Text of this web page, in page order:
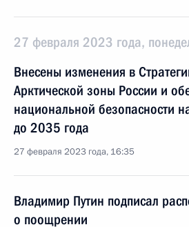
27 февраля 2023 года,
Внесены изменения в
Арктической зоны России и
национальной безопасности
до 2035 года
27 февраля 2023 года, 16:35
Владимир Путин подписал
о поощрении